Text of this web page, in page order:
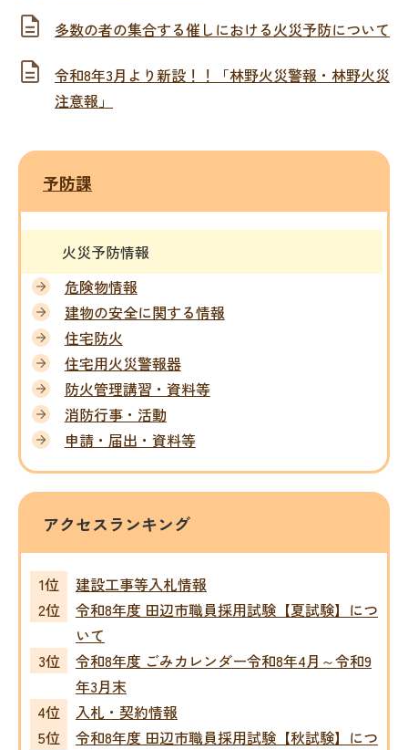
多数の者の集合する催しにおける火災予防について
令和8年3月より新設！！「林野火災警報・林野火災
注意報」
予防課
火災予防情報
危険物情報
建物の安全に関する情報
住宅防火
住宅用火災警報器
防火管理講習・資料等
消防行事・活動
申請・届出・資料等
アクセスランキング
建設工事等入札情報
令和8年度 田辺市職員採用試験【夏試験】につ
いて
令和8年度 ごみカレンダー令和8年4月～令和9
年3月末
入札・契約情報
令和8年度 田辺市職員採用試験【秋試験】につ